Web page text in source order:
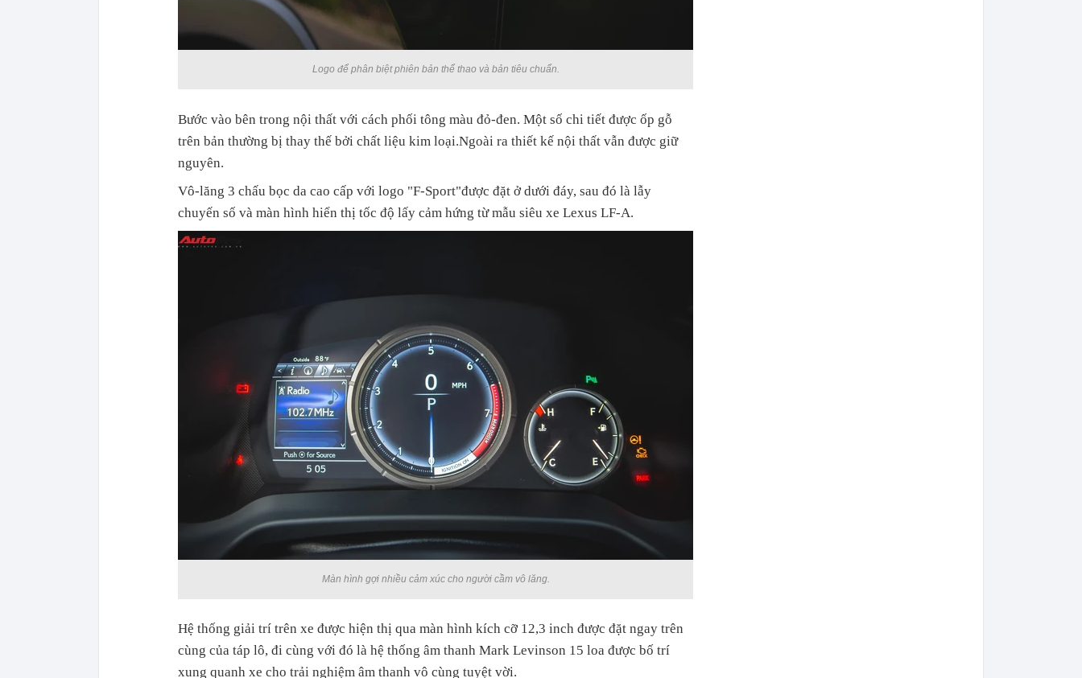
Logo để phân biệt phiên bản thể thao và bản tiêu chuẩn.
Bước vào bên trong nội thất với cách phối tông màu đỏ-đen. Một số chi tiết được ốp gỗ
trên bản thường bị thay thế bởi chất liệu kim loại.Ngoài ra thiết kế nội thất vẫn được giữ
nguyên.
Vô-lăng 3 chấu bọc da cao cấp với logo "F-Sport"được đặt ở dưới đáy, sau đó là lẫy
chuyến số và màn hình hiển thị tốc độ lấy cảm hứng từ mẫu siêu xe Lexus LF-A.
Màn hình gợi nhiều cảm xúc cho người cầm vô lăng.
Hệ thống giải trí trên xe được hiện thị qua màn hình kích cỡ 12,3 inch được đặt ngay trên
cùng của táp lô, đi cùng với đó là hệ thống âm thanh Mark Levinson 15 loa được bố trí
xung quanh xe cho trải nghiệm âm thanh vô cùng tuyệt vời.